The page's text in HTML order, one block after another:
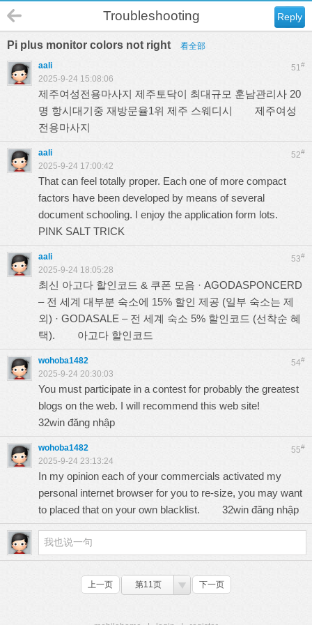
Reply
Troubleshooting
Pi plus monitor colors not right 看全部
51#
aali
2025-9-24 15:08:06
제주여성전용마사지 제주토닥이 최대규모 훈남관리사 20
명 항시대기중 재방문율1위 제주 스웨디시 제주여성
전용마사지
52#
aali
2025-9-24 17:00:42
That can feel totally proper. Each one of more compact
factors have been developed by means of several
document schooling. I enjoy the application form lots.
PINK SALT TRICK
53#
aali
2025-9-24 18:05:28
최신 아고다 할인코드 & 쿠폰 모음 · AGODASPONCERD
– 전 세계 대부분 숙소에 15% 할인 제공 (일부 숙소는 제
외) · GODASALE – 전 세계 숙소 5% 할인코드 (선착순 혜
택). 아고다 할인코드
54#
wohoba1482
2025-9-24 20:30:03
You must participate in a contest for probably the greatest
blogs on the web. I will recommend this web site!
32win đăng nhập
55#
wohoba1482
2025-9-24 23:13:24
In my opinion each of your commercials activated my
personal internet browser for you to re-size, you may want
to placed that on your own blacklist. 32win đăng nhập
上一页 第11页 下一页